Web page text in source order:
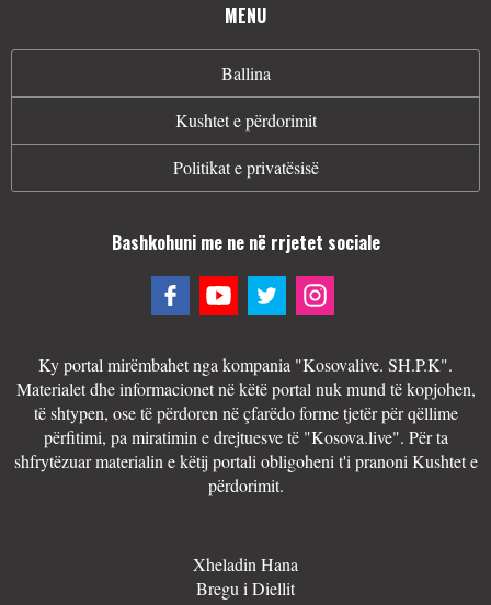
MENU
Ballina
Kushtet e përdorimit
Politikat e privatësisë
Bashkohuni me ne në rrjetet sociale
Ky portal mirëmbahet nga kompania "Kosovalive. SH.P.K".
Materialet dhe informacionet në këtë portal nuk mund të kopjohen,
të shtypen, ose të përdoren në çfarëdo forme tjetër për qëllime
përfitimi, pa miratimin e drejtuesve të "Kosova.live". Për ta
shfrytëzuar materialin e këtij portali obligoheni t'i pranoni Kushtet e
përdorimit.
Xheladin Hana
Bregu i Diellit